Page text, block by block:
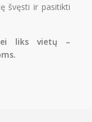
švęsti ir pasitikti
liks vietų –